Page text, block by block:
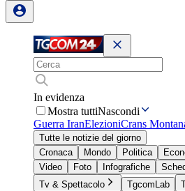
In evidenza
Mostra tuttiNascondi
Guerra IranElezioniCrans
Tutte le notizie del giorno
Cronaca
Mondo Politica
Video
Foto Infografiche
Tv & Spettacolo
TgcomLab